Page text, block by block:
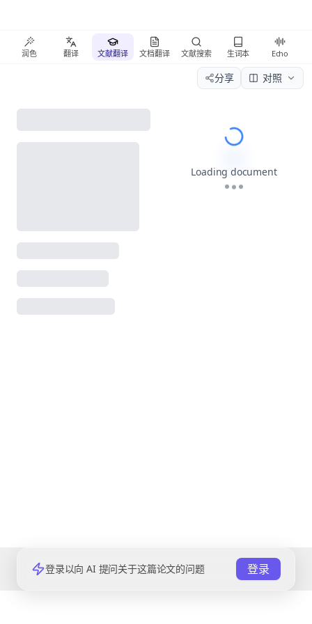
润色 翻译 文献翻译 文档翻译 文献搜索 生词本 Echo
分享 对照
登录以向 AI 提问关于这篇论文的问题 登录
Loading document
Please wait